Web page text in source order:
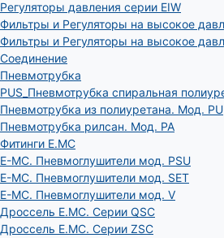
Регуляторы давления серии EIW
Фильтры и Регуляторы на высокое
Фильтры и Регуляторы на высокое
Соединение
Пневмотрубка
PUS_Пневмотрубка спиральная
Пневмотрубка из полиуретана. Мод. РU
Пневмотрубка рилсан. Мод. PA
Фитинги E.MC
E-MC. Пневмоглушители мод. PSU
E-MC. Пневмоглушители мод. SET
E-MC. Пневмоглушители мод. V
Дроссель E.MC. Серии QSC
Дроссель E.MC. Серии ZSC